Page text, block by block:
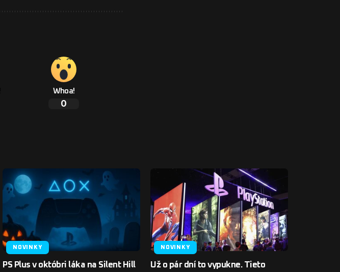
Whoa!
0
NOVINKY
PS Plus v októbri láka na Silent Hill
NOVINKY
Už o pár dní to vypukne. Tieto